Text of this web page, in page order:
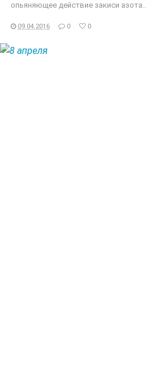
опьяняющее действие закиси азота..
09.04.2016 0 0